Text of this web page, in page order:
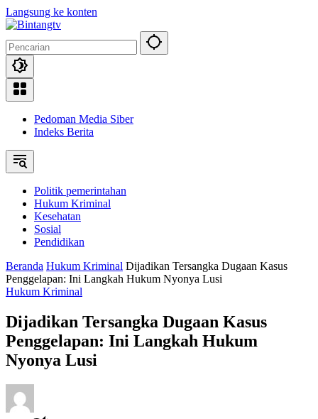
Langsung ke konten
Pedoman Media Siber
Indeks Berita
Politik pemerintahan
Hukum Kriminal
Kesehatan
Sosial
Pendidikan
Beranda Hukum Kriminal Dijadikan Tersangka Dugaan Kasus
Penggelapan: Ini Langkah Hukum Nyonya Lusi
Hukum Kriminal
Dijadikan Tersangka Dugaan Kasus
Penggelapan: Ini Langkah Hukum
Nyonya Lusi